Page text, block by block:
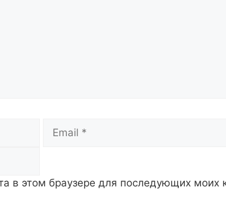
в этом браузере для последующих моих